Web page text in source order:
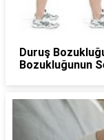
Duruş
Bozukluğunun